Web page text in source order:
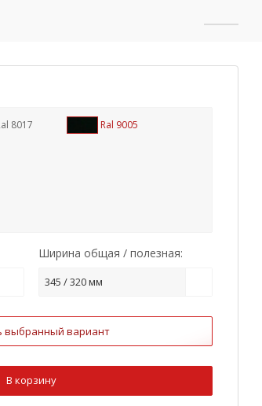
8017 Ral 9005
Ширина общая / полезная:
345 / 320 мм
выбранный вариант
В корзину